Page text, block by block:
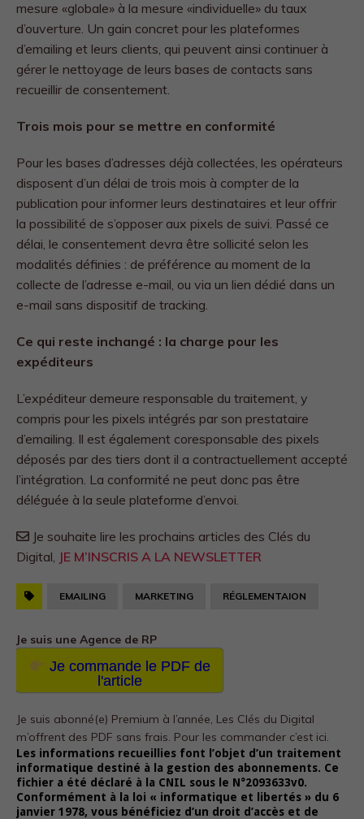
mesure «globale» à la mesure «individuelle» du taux
d’ouverture. Un gain concret pour les plateformes
d’emailing et leurs clients, qui peuvent ainsi continuer à
gérer le nettoyage de leurs bases de contacts sans
recueillir de consentement.
Trois mois pour se mettre en conformité
Pour les bases d’adresses déjà collectées, les opérateurs
disposent d’un délai de trois mois à compter de la
publication pour informer leurs destinataires et leur offrir
la possibilité de s’opposer aux pixels de suivi. Passé ce
délai, le consentement devra être sollicité selon les
modalités définies : de préférence au moment de la
collecte de l’adresse e-mail, ou via un lien dédié dans un
e-mail sans dispositif de tracking.
Ce qui reste inchangé : la charge pour les
expéditeurs
L’expéditeur demeure responsable du traitement, y
compris pour les pixels intégrés par son prestataire
d’emailing. Il est également coresponsable des pixels
déposés par des tiers dont il a contractuellement accepté
l’intégration. La conformité ne peut donc pas être
déléguée à la seule plateforme d’envoi.
Je souhaite lire les prochains articles des Clés du
Digital, JE M’INSCRIS A LA NEWSLETTER
EMAILING MARKETING RÉGLEMENTAION
Je suis une Agence de RP
Je commande le PDF de
l'article
Je suis abonné(e) Premium à l’année, Les Clés du Digital
m’offrent des PDF sans frais. Pour les commander c’est ici.
Les informations recueillies font l’objet d’un traitement
informatique destiné à la gestion des abonnements. Ce
fichier a été déclaré à la CNIL sous le N°2093633v0.
Conformément à la loi « informatique et libertés » du 6
janvier 1978, vous bénéficiez d’un droit d’accès et de